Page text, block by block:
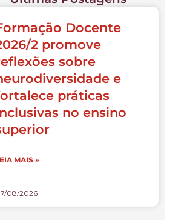
Docente
2 promove
sobre
e
práticas
no ensino
MAIS »
08/2026